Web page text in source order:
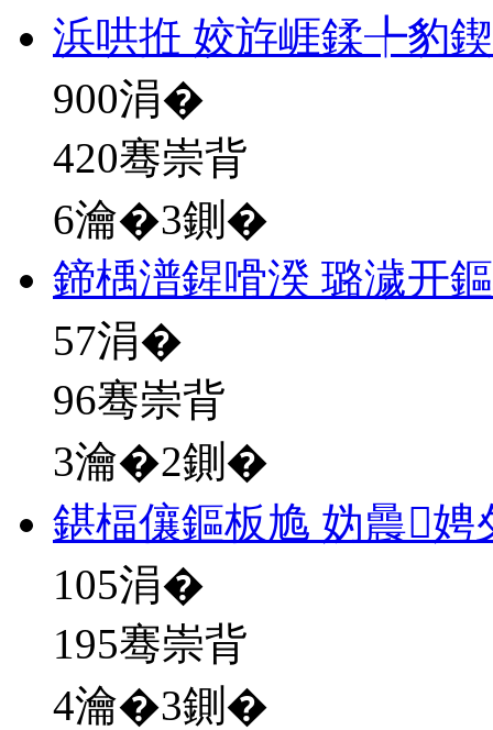
浜哄拰 姣斿崕鍒╄豹
900涓�
420骞崇背
6瀹�3鍘�
鍗楀潽鍟嗗湀 璐濊开
57涓�
96骞崇背
3瀹�2鍘�
鍖楅儴鏂板尯 妫曟
105涓�
195骞崇背
4瀹�3鍘�